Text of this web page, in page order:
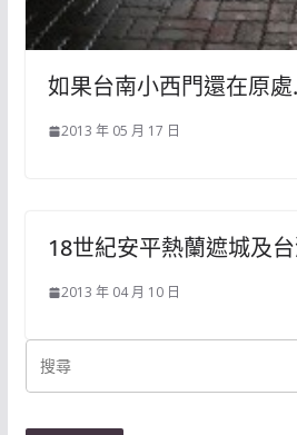
如果台南小西門還在原
2013 年 05 月 17 日
18世紀安平熱蘭遮城及
2013 年 04 月 10 日